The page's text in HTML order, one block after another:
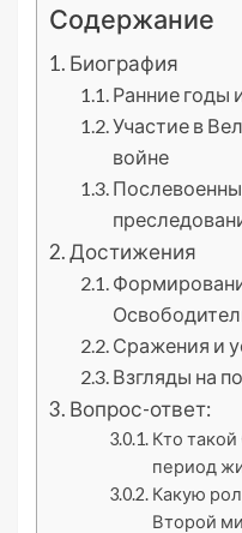
Содержание
Биография
Ранние годы
Участие в
войне
Достижения
Сражения и
Взгляды на
Вопрос-ответ:
Кто
период
Какую
Второй